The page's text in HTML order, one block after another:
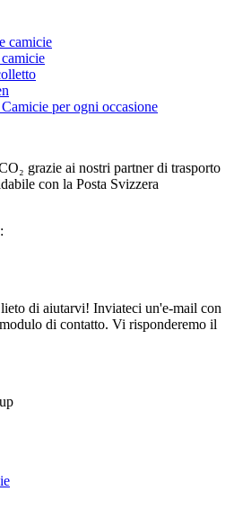
camicie
per ogni occasione
grazie ai nostri partner di trasporto
con la Posta Svizzera
di aiutarvi! Inviateci un'e-mail con
di contatto. Vi risponderemo il